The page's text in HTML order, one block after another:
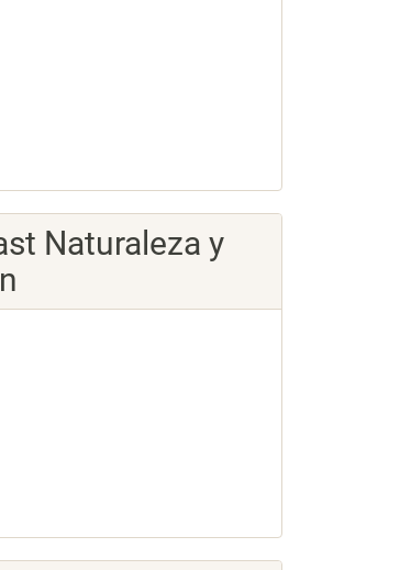
Naturaleza y